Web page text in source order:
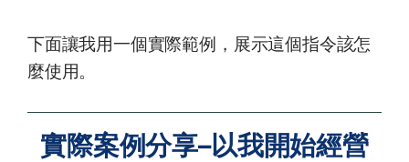
下面讓我用一個實際範例，展示這個指令該怎
麼使用。
實際案例分享–以我開始經營